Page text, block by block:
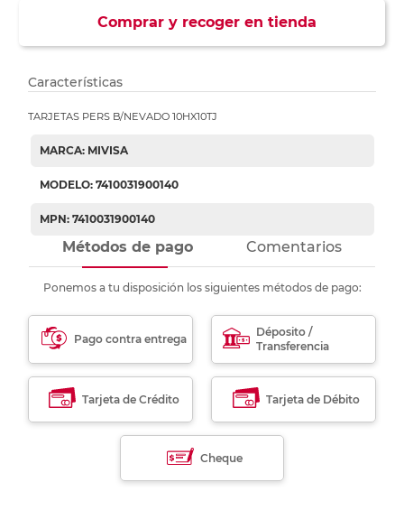
Comprar y recoger en tienda
Características
TARJETAS PERS B/NEVADO 10HX10TJ
MARCA: MIVISA
MODELO: 7410031900140
MPN: 7410031900140
Métodos de pago Comentarios
Ponemos a tu disposición los siguientes métodos de pago:
Pago contra entrega
Déposito /
Transferencia
Tarjeta de Crédito Tarjeta de Débito
Cheque